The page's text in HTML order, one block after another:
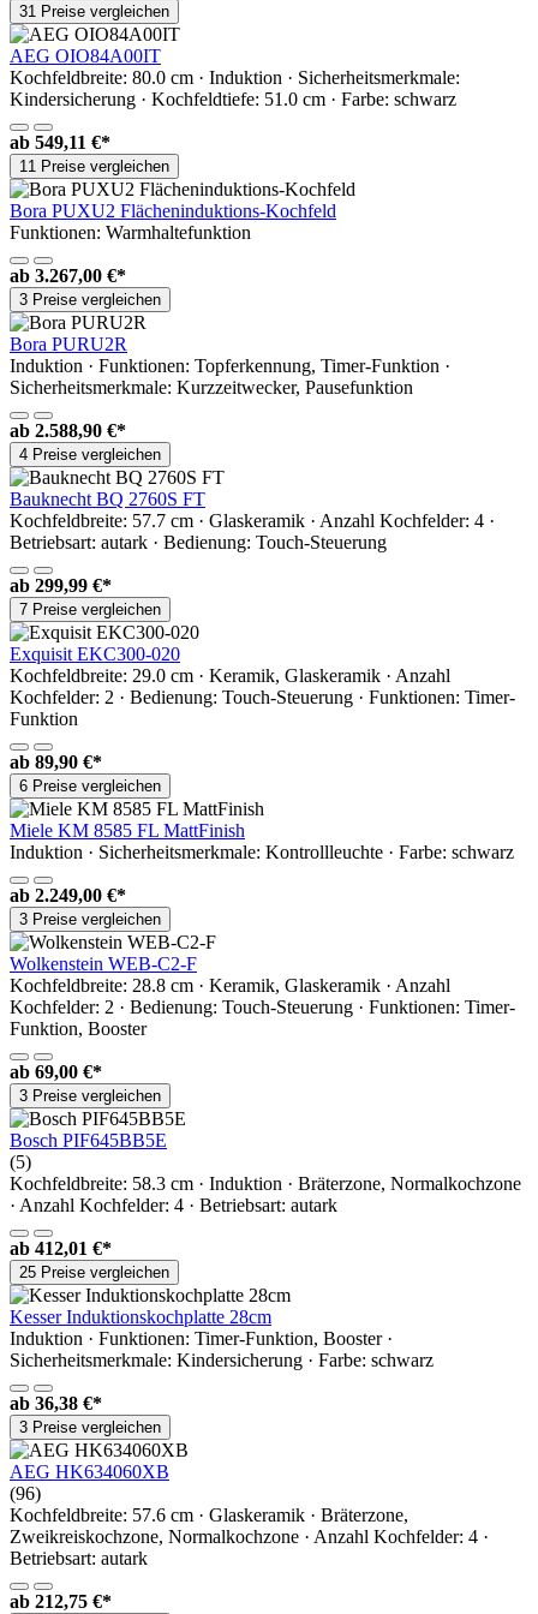
31 Preise vergleichen
AEG OIO84A00IT
Kochfeldbreite: 80.0 cm · Induktion · Sicherheitsmerkmale:
Kindersicherung · Kochfeldtiefe: 51.0 cm · Farbe: schwarz
ab 549,11 €*
11 Preise vergleichen
Bora PUXU2 Flächeninduktions-Kochfeld
Funktionen: Warmhaltefunktion
ab 3.267,00 €*
3 Preise vergleichen
Bora PURU2R
Induktion · Funktionen: Topferkennung, Timer-Funktion ·
Sicherheitsmerkmale: Kurzzeitwecker, Pausefunktion
ab 2.588,90 €*
4 Preise vergleichen
Bauknecht BQ 2760S FT
Kochfeldbreite: 57.7 cm · Glaskeramik · Anzahl Kochfelder: 4 ·
Betriebsart: autark · Bedienung: Touch-Steuerung
ab 299,99 €*
7 Preise vergleichen
Exquisit EKC300-020
Kochfeldbreite: 29.0 cm · Keramik, Glaskeramik · Anzahl
Kochfelder: 2 · Bedienung: Touch-Steuerung · Funktionen: Timer-
Funktion
ab 89,90 €*
6 Preise vergleichen
Miele KM 8585 FL MattFinish
Induktion · Sicherheitsmerkmale: Kontrollleuchte · Farbe: schwarz
ab 2.249,00 €*
3 Preise vergleichen
Wolkenstein WEB-C2-F
Kochfeldbreite: 28.8 cm · Keramik, Glaskeramik · Anzahl
Kochfelder: 2 · Bedienung: Touch-Steuerung · Funktionen: Timer-
Funktion, Booster
ab 69,00 €*
3 Preise vergleichen
Bosch PIF645BB5E
(5)
Kochfeldbreite: 58.3 cm · Induktion · Bräterzone, Normalkochzone
· Anzahl Kochfelder: 4 · Betriebsart: autark
ab 412,01 €*
25 Preise vergleichen
Kesser Induktionskochplatte 28cm
Induktion · Funktionen: Timer-Funktion, Booster ·
Sicherheitsmerkmale: Kindersicherung · Farbe: schwarz
ab 36,38 €*
3 Preise vergleichen
AEG HK634060XB
(96)
Kochfeldbreite: 57.6 cm · Glaskeramik · Bräterzone,
Zweikreiskochzone, Normalkochzone · Anzahl Kochfelder: 4 ·
Betriebsart: autark
ab 212,75 €*